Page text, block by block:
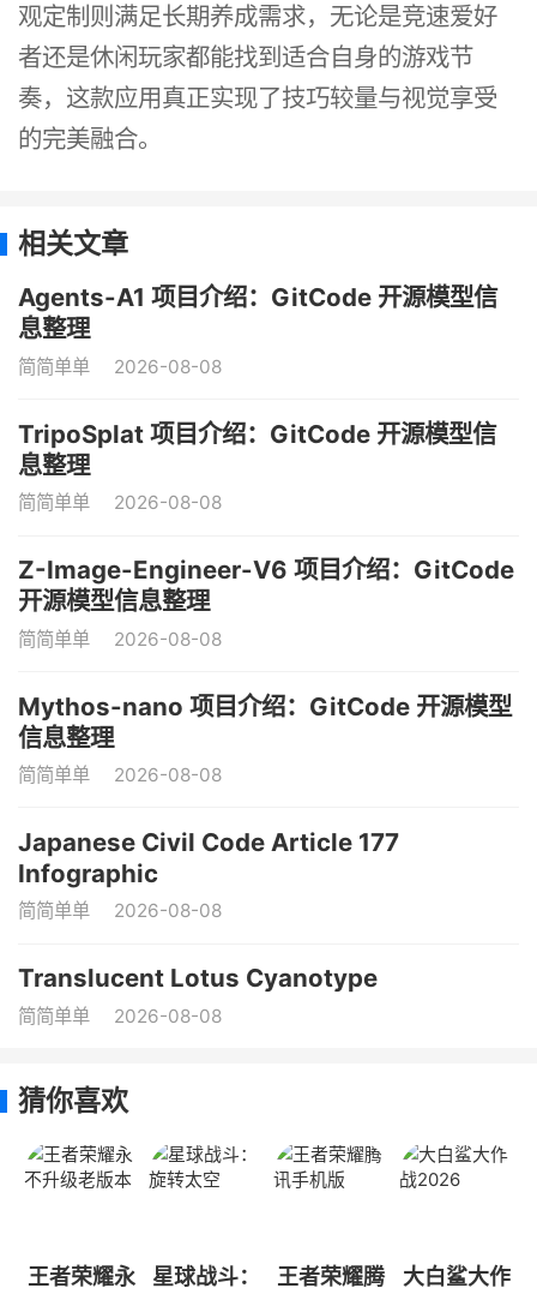
观定制则满足长期养成需求，无论是竞速爱好
者还是休闲玩家都能找到适合自身的游戏节
奏，这款应用真正实现了技巧较量与视觉享受
的完美融合。
相关文章
Agents-A1 项目介绍：GitCode 开源模型信
息整理
简简单单 2026-08-08
TripoSplat 项目介绍：GitCode 开源模型信
息整理
简简单单 2026-08-08
Z-Image-Engineer-V6 项目介绍：GitCode
开源模型信息整理
简简单单 2026-08-08
Mythos-nano 项目介绍：GitCode 开源模型
信息整理
简简单单 2026-08-08
Japanese Civil Code Article 177
Infographic
简简单单 2026-08-08
Translucent Lotus Cyanotype
简简单单 2026-08-08
猜你喜欢
王者荣耀永
星球战斗：
王者荣耀腾
大白鲨大作